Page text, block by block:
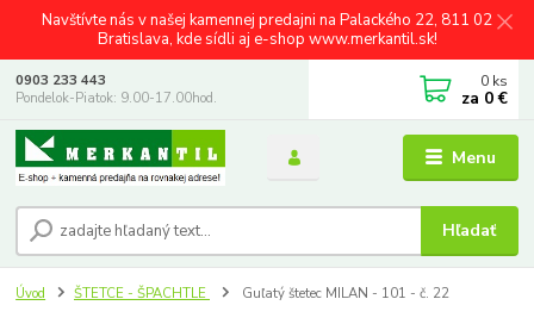
Navštívte nás v našej kamennej predajni na Palackého 22, 811 02
Bratislava, kde sídli aj e-shop www.merkantil.sk!
Menu
Hľadať
0903 233 443
Pondelok-Piatok: 9.00-17.00hod.
0 ks
za 0 €
Úvod ŠTETCE - ŠPACHTLE Guľatý štetec MILAN - 101 - č. 22